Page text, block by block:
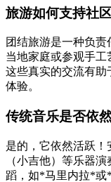
旅游如何支持社
团结旅游是一种负
当地家庭或参观手工
这些真实的交流有助
体验。
传统音乐是否依
是的，它依然活跃
（小吉他）等乐器
蹈，如*马里内拉*或